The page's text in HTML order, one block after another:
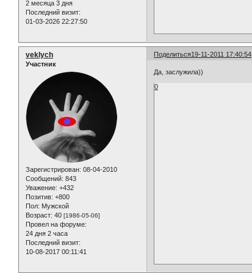
2 месяца 3 дня
Последний визит:
01-03-2026 22:27:50
Поделиться19-11-2011 17:40:54
veklych
Участник
Зарегистрирован: 08-04-2010
Сообщений: 843
Уважение: +432
Позитив: +800
Пол: Мужской
Возраст: 40 [1986-05-06]
Провел на форуме:
24 дня 2 часа
Последний визит:
10-08-2017 00:11:41
Да, заслужила))
0